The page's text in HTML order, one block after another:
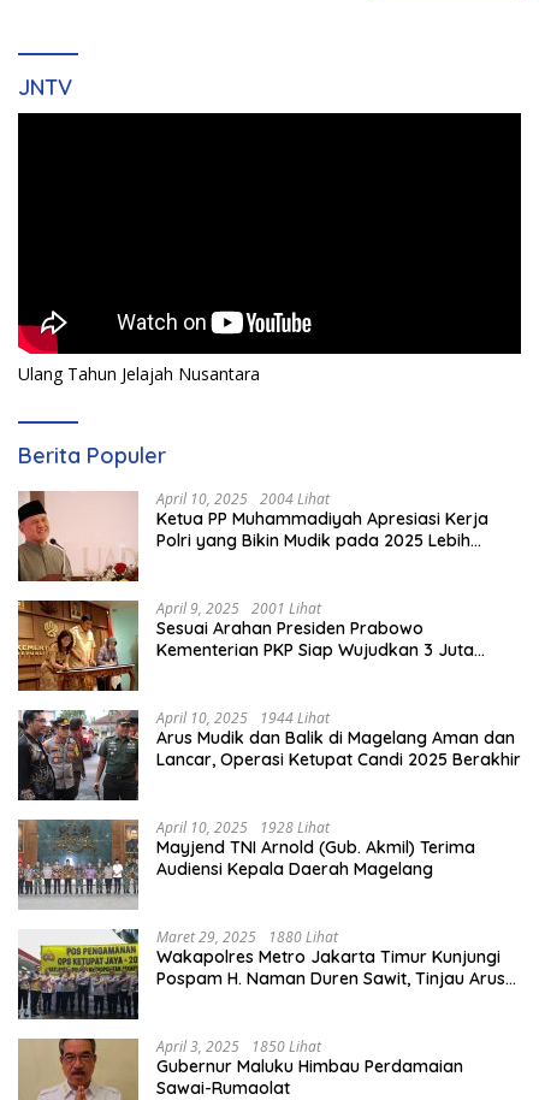
JNTV
Ulang Tahun Jelajah Nusantara
Berita Populer
April 10, 2025 2004 Lihat
Ketua PP Muhammadiyah Apresiasi Kerja
Polri yang Bikin Mudik pada 2025 Lebih
April 9, 2025 2001 Lihat
Sesuai Arahan Presiden Prabowo
Kementerian PKP Siap Wujudkan 3 Juta
April 10, 2025 1944 Lihat
Arus Mudik dan Balik di Magelang Aman dan
Lancar, Operasi Ketupat Candi 2025 Berakhir
April 10, 2025 1928 Lihat
Mayjend TNI Arnold (Gub. Akmil) Terima
Audiensi Kepala Daerah Magelang
Maret 29, 2025 1880 Lihat
Wakapolres Metro Jakarta Timur Kunjungi
Pospam H. Naman Duren Sawit, Tinjau Arus
April 3, 2025 1850 Lihat
Gubernur Maluku Himbau Perdamaian
Sawai-Rumaolat